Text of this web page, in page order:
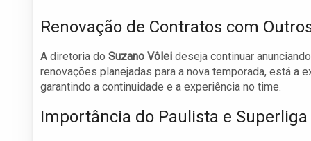
Renovação de Contratos com
A diretoria do Suzano Vôlei deseja continuar
renovações planejadas para a nova temporada, está a
garantindo a continuidade e a experiência no time.
Importância do Paulista e Superliga